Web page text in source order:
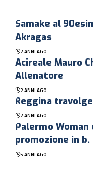
Samake al
Akragas
2 ANNI AGO
Acireale Mauro
Allenatore
2 ANNI AGO
Reggina
2 ANNI AGO
Palermo
promozione in b.
5 ANNI AGO